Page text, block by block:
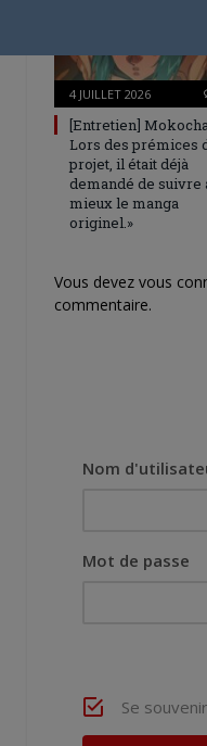
4 JUILLET 2026
[Entretien]
Lors des prémices
projet, il était déjà
demandé de suivre
mieux le manga
originel.»
Vous devez vous
commentaire.
Nom
Mot de passe
Se